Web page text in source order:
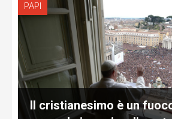
PAPI
Il cristianesimo è un